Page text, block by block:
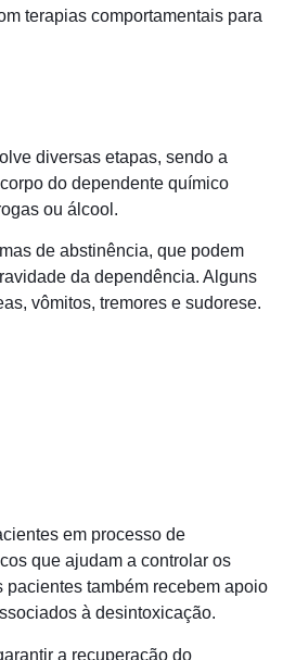
terapias comportamentais para
diversas etapas, sendo a
do dependente químico
ou álcool.
de abstinência, que podem
da dependência. Alguns
vômitos, tremores e sudorese.
em processo de
que ajudam a controlar os
também recebem apoio
à desintoxicação.
a recuperação do